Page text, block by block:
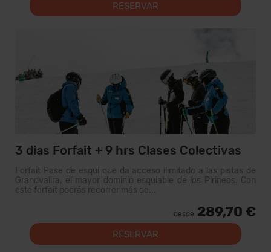
RESERVAR
3 dias Forfait + 9 hrs Clases Colectivas
Forfait Pase de esquí que da acceso ilimitado a las pistas de
Grandvalira, el mayor dominio esquiable de los Pirineos. Con
este forfait podrás recorrer más de...
desde 289,70 €
RESERVAR